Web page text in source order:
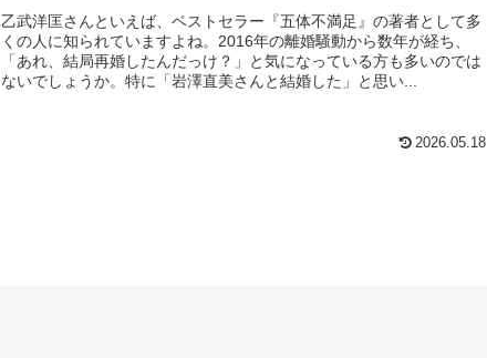
乙武洋匡さんといえば、ベストセラー『五体不満足』の著者として多
くの人に知られていますよね。2016年の離婚騒動から数年が経ち、
「あれ、結局再婚したんだっけ？」と気になっている方も多いのでは
ないでしょうか。特に「岩澤直美さんと結婚した」と思い...
2026.05.18